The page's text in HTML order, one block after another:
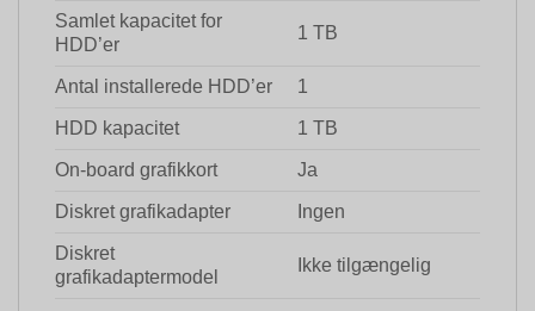
Samlet kapacitet for
HDD’er
1 TB
Antal installerede HDD’er 1
HDD kapacitet 1 TB
On-board grafikkort Ja
Diskret grafikadapter Ingen
Diskret
grafikadaptermodel
Ikke tilgængelig